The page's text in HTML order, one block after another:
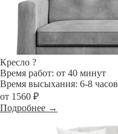
Кресло ?
Время работ: от 40 минут
Время высыхания: 6-8 часов
от 1560 ₽
Подробнее →